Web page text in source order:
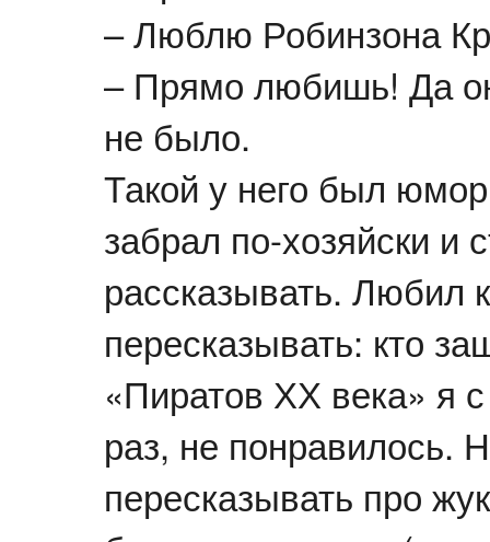
– Люблю Робинзона
– Прямо любишь! Да
не было.
Такой у него был
забрал по-хозяйски и
рассказывать. Любил
пересказывать: кто
«Пиратов ХХ века» я
раз, не понравилось.
пересказывать про